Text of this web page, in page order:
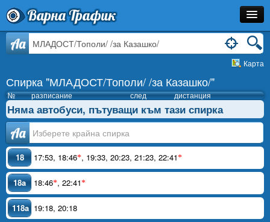
Варна Трафик
Спирка
Разписание
Как Да Стигна?
Инфо
Aa
Карта
Спирка "МЛАДОСТ/Тополи/ /за Казашко/"
№ разписание след дистанция
Няма автобуси, пътуващи към тази спирка
Аа
18 17:53, 18:46*, 19:33, 20:23, 21:23, 22:41*
18a 18:46*, 22:41*
118a 19:18, 20:18